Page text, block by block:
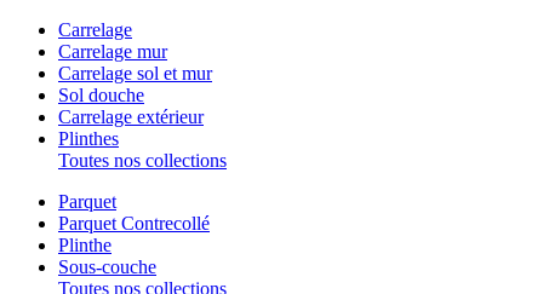
Carrelage
Carrelage mur
Carrelage sol et mur
Sol douche
Carrelage extérieur
Plinthes
Toutes nos collections
Parquet
Parquet Contrecollé
Plinthe
Sous-couche
Toutes nos collections